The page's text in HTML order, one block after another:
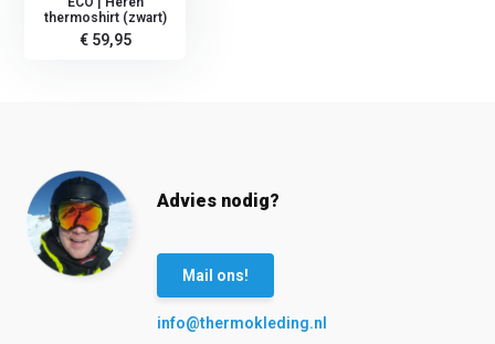
thermoshirt (zwart)
€ 59,95
Advies nodig?
Mail ons!
info@thermokleding.nl